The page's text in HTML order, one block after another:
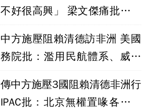
不好很高興」 梁文傑痛批：幫
中方施壓阻賴清德訪非洲 美國
務院批：濫用民航體系、威脅
傳中方施壓3國阻賴清德非洲行
IPAC批：北京無權置喙各國外